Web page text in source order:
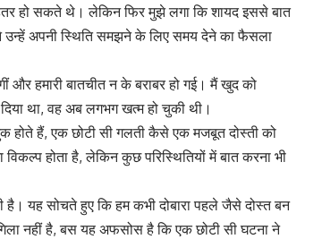
हो सकते थे। लेकिन फिर मुझे लगा कि शायद इससे बात
उन्हें अपनी स्थिति समझने के लिए समय देने का फैसला
हमारी बातचीत न के बराबर हो गई। मैं खुद को
था, वह अब लगभग खत्म हो चुकी थी।
होते हैं, एक छोटी सी गलती कैसे एक मजबूत दोस्ती को
होता है, लेकिन कुछ परिस्थितियों में बात करना भी
यह सोचते हुए कि हम कभी दोबारा पहले जैसे दोस्त बन
नहीं है, बस यह अफसोस है कि एक छोटी सी घटना ने